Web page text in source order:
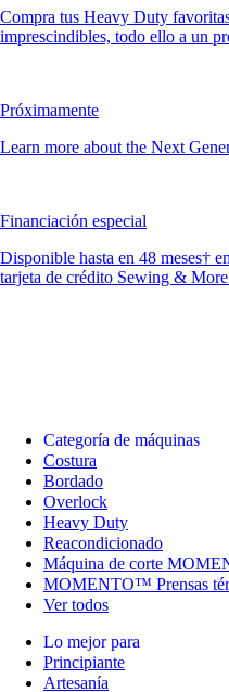
Compra tus Heavy Duty
imprescindibles, todo ello a un
Próximamente
Learn more about the Next
Financiación especial
Disponible hasta en 48 meses†
tarjeta de crédito Sewing &
Categoría de máquinas
Costura
Bordado
Overlock
Heavy Duty
Reacondicionado
Máquina de corte
MOMENTO™ Prensas
Ver todos
Lo mejor para
Principiante
Artesanía